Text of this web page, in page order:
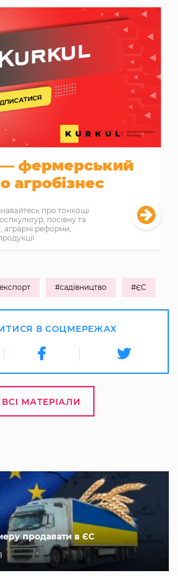
фермерський
агробізнес
про тонкощі
посівну та
аграрні реформи,
#садівництво #ЄС
В СОЦМЕРЕЖАХ
ВСІ МАТЕРІАЛИ
продавати в ЄС